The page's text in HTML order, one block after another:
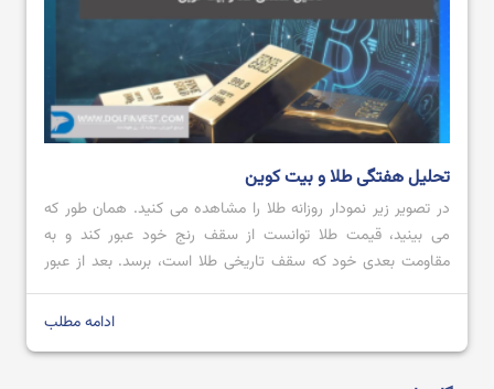
تحلیل هفتگی طلا و بیت کوین
در تصویر زیر نمودار روزانه طلا را مشاهده می کنید. همان طور که
می بینید، قیمت طلا توانست از سقف رنج خود عبور کند و به
مقاومت بعدی خود که سقف تاریخی طلا است، برسد. بعد از عبور
قیمت از محدوده مقاومتی 2728.80 تا 2711.57 با کندل صعودی
ادامه مطلب